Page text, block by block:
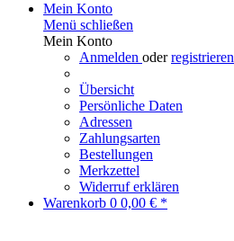
Mein Konto
Menü schließen
Mein Konto
Anmelden oderregistrieren
Übersicht
Persönliche Daten
Adressen
Zahlungsarten
Bestellungen
Merkzettel
Widerruf erklären
Warenkorb 0 0,00 € *